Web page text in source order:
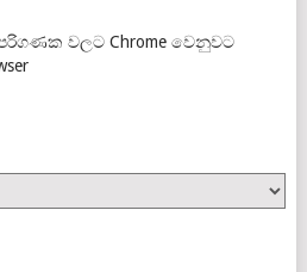
පරිගණක වලට Chrome වෙනුවට